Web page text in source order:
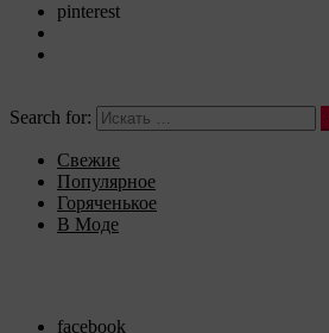
pinterest
Search for:
Свежие
Популярное
Горяченькое
В Моде
facebook